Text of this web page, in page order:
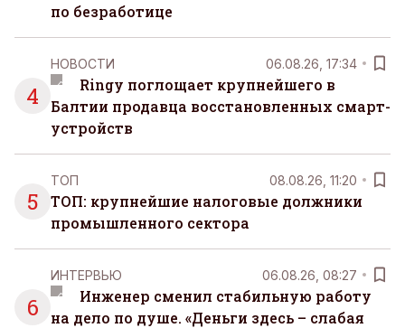
по безработице
4
НОВОСТИ 06.08.26, 17:34
Ringy поглощает крупнейшего в
Балтии продавца восстановленных смарт-
устройств
5
ТОП 08.08.26, 11:20
ТОП: крупнейшие налоговые должники
промышленного сектора
6
ИНТЕРВЬЮ 06.08.26, 08:27
Инженер сменил стабильную работу
на дело по душе. «Деньги здесь – слабая